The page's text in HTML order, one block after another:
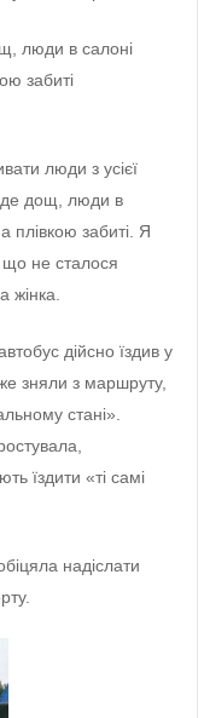
люди в салоні
забиті
люди з усієї
дощ, люди в
плівкою забиті. Я
що не сталося
жінка.
дійсно їздив у
зняли з маршруту,
стані».
їздити «ті самі
надіслати